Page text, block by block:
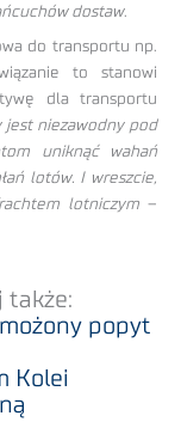
dostaw.
do transportu np.
to stanowi
dla transportu
jest niezawodny pod
uniknąć wahań
lotów. I wreszcie,
lotniczym –
także:
popyt
Kolei